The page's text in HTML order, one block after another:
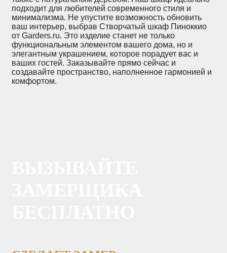
подходит для любителей современного стиля и
минимализма. Не упустите возможность обновить
ваш интерьер, выбрав Створчатый шкаф Пиноккио
от Garders.ru. Это изделие станет не только
функциональным элементом вашего дома, но и
элегантным украшением, которое порадует вас и
ваших гостей. Заказывайте прямо сейчас и
создавайте пространство, наполненное гармонией и
комфортом.